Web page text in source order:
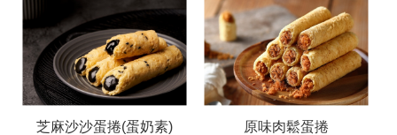
芝麻沙沙蛋捲(蛋奶素) 原味肉鬆蛋捲